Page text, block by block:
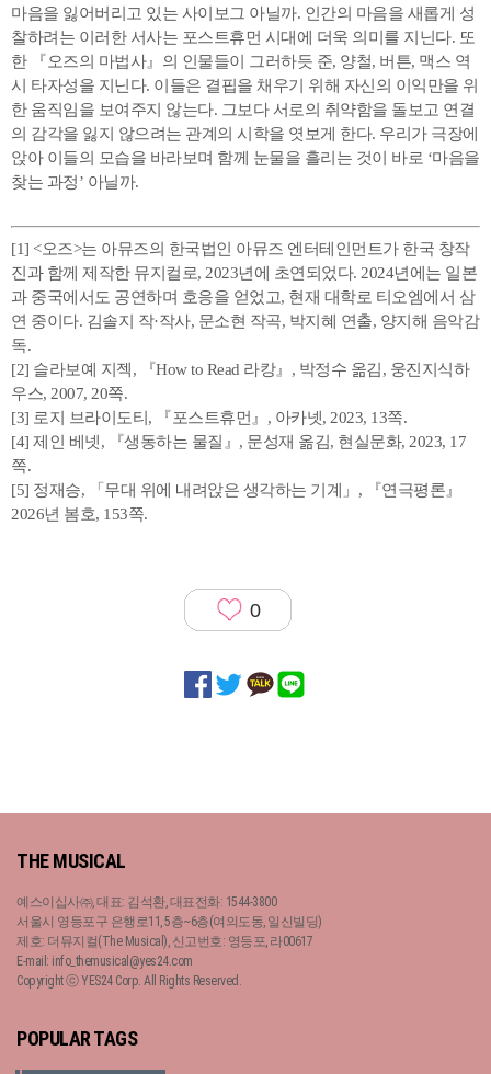
마음을 잃어버리고 있는 사이보그 아닐까. 인간의 마음을 새롭게 성
찰하려는 이러한 서사는 포스트휴먼 시대에 더욱 의미를 지닌다. 또
한 『오즈의 마법사』의 인물들이 그러하듯 준, 양철, 버튼, 맥스 역
시 타자성을 지닌다. 이들은 결핍을 채우기 위해 자신의 이익만을 위
한 움직임을 보여주지 않는다. 그보다 서로의 취약함을 돌보고 연결
의 감각을 잃지 않으려는 관계의 시학을 엿보게 한다. 우리가 극장에
앉아 이들의 모습을 바라보며 함께 눈물을 흘리는 것이 바로 ‘마음을
찾는 과정’ 아닐까.
[1] <오즈>는 아뮤즈의 한국법인 아뮤즈 엔터테인먼트가 한국 창작
진과 함께 제작한 뮤지컬로, 2023년에 초연되었다. 2024년에는 일본
과 중국에서도 공연하며 호응을 얻었고, 현재 대학로 티오엠에서 삼
연 중이다. 김솔지 작·작사, 문소현 작곡, 박지혜 연출, 양지해 음악감
독.
[2] 슬라보예 지젝, 『How to Read 라캉』, 박정수 옮김, 웅진지식하
우스, 2007, 20쪽.
[3] 로지 브라이도티, 『포스트휴먼』, 아카넷, 2023, 13쪽.
[4] 제인 베넷, 『생동하는 물질』, 문성재 옮김, 현실문화, 2023, 17
쪽.
[5] 정재승, 「무대 위에 내려앉은 생각하는 기계」, 『연극평론』
2026년 봄호, 153쪽.
0
THE MUSICAL
예스이십사㈜, 대표: 김석환, 대표전화: 1544-3800
서울시 영등포구 은행로11, 5층~6층(여의도동, 일신빌딩)
제호: 더뮤지컬(The Musical), 신고번호: 영등포, 라00617
E-mail: info_themusical@yes24.com
Copyright ⓒ YES24 Corp. All Rights Reserved.
POPULAR TAGS